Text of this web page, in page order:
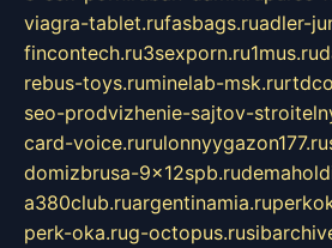
viagra-tablet.rufasbags.ruadler-
fincontech.ru3sexporn.ru1mus.ru
rebus-toys.ruminelab-msk.ru
seo-prodvizhenie-sajtov-
card-voice.rurulonnyygazon177.ru
domizbrusa-9x12spb.ru
a380club.ruargentinamia.ru
perk-oka.rug-octopus.ru